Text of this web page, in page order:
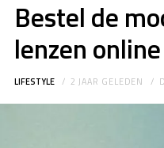
Bestel de
lenzen online
LIFESTYLE 2 JAAR GELEDEN